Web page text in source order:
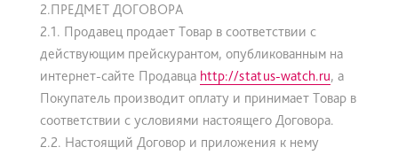
2.ПРЕДМЕТ ДОГОВОРА
2.1. Продавец продает Товар в соответствии с
действующим прейскурантом, опубликованным на
интернет-сайте Продавца http://status-watch.ru, а
Покупатель производит оплату и принимает Товар в
соответствии с условиями настоящего Договора.
2.2. Настоящий Договор и приложения к нему